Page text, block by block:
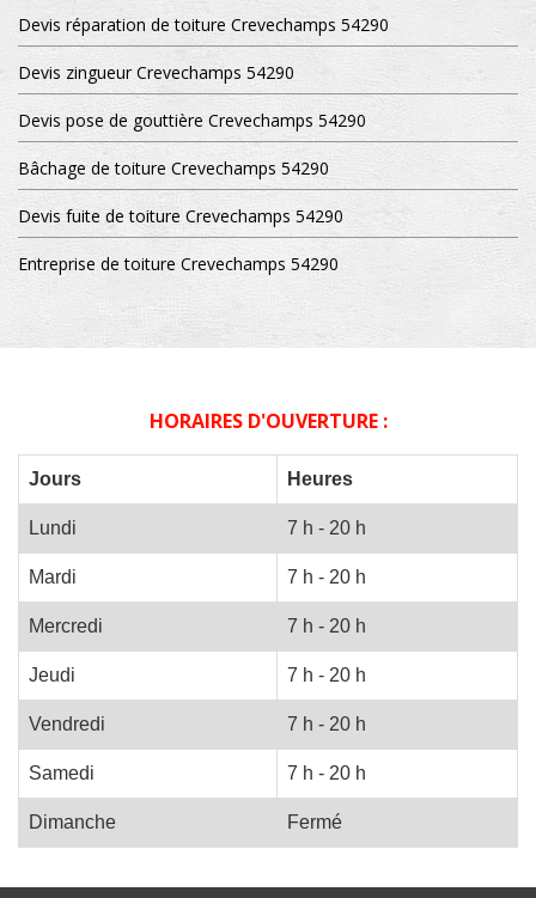
Devis réparation de toiture Crevechamps 54290
Devis zingueur Crevechamps 54290
Devis pose de gouttière Crevechamps 54290
Bâchage de toiture Crevechamps 54290
Devis fuite de toiture Crevechamps 54290
Entreprise de toiture Crevechamps 54290
HORAIRES D'OUVERTURE :
Jours Heures
Lundi 7 h - 20 h
Mardi 7 h - 20 h
Mercredi 7 h - 20 h
Jeudi 7 h - 20 h
Vendredi 7 h - 20 h
Samedi 7 h - 20 h
Dimanche Fermé